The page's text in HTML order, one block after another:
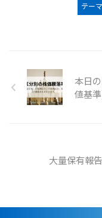
テー
本日
値基
大量保有報